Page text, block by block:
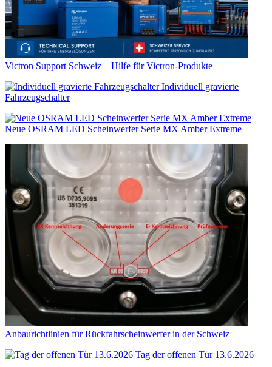
Victron Support Schweiz – Hilfe für Victron-Produkte
Individuell gravierte
Fahrzeugschalter
Neue OSRAM LED Scheinwerfer Serie MX Amber Extreme
Anbaurichtlinien für Rückfahrscheinwerfer in der Schweiz
Tag der offenen Tür 13.6.2026